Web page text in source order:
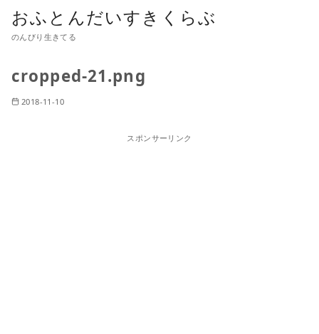
おふとんだいすきくらぶ
のんびり生きてる
cropped-21.png
2018-11-10
スポンサーリンク